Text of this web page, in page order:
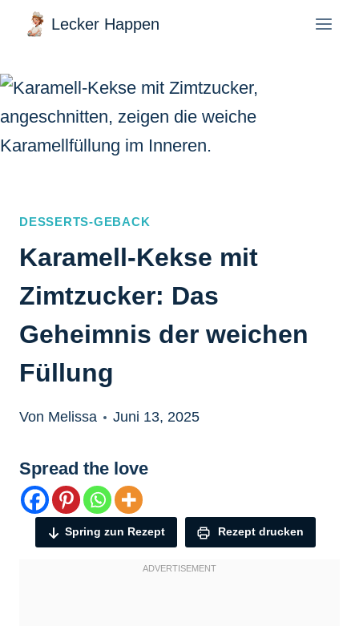
Zum
Inhalt
springen
Lecker Happen
DESSERTS-GEBACK
Karamell-Kekse mit
Zimtzucker: Das
Geheimnis der weichen
Füllung
Von Melissa Juni 13, 2025
Spread the love
Spring zun Rezept Rezept drucken